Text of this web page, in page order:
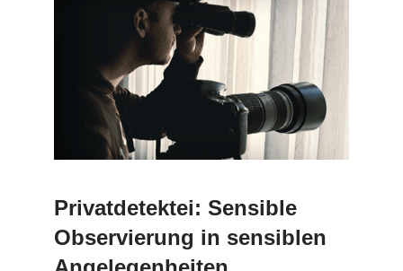
Privatdetektei: Sensible
Observierung in sensiblen